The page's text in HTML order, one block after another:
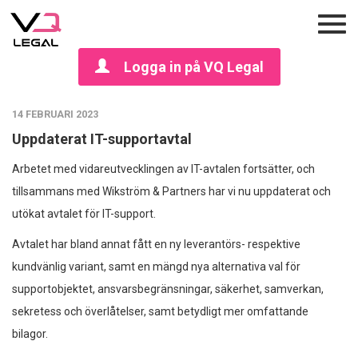
Logga in på VQ Legal
14 FEBRUARI 2023
Uppdaterat IT-supportavtal
Arbetet med vidareutvecklingen av IT-avtalen fortsätter, och
tillsammans med Wikström & Partners har vi nu uppdaterat och
utökat avtalet för IT-support.
Avtalet har bland annat fått en ny leverantörs- respektive
kundvänlig variant, samt en mängd nya alternativa val för
supportobjektet, ansvarsbegränsningar, säkerhet, samverkan,
sekretess och överlåtelser, samt betydligt mer omfattande
bilagor.